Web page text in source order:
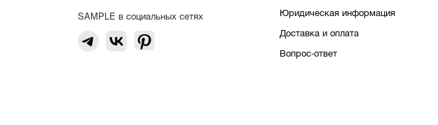
SAMPLE в социальных сетях
Юридическая информация
Доставка и оплата
Вопрос-ответ